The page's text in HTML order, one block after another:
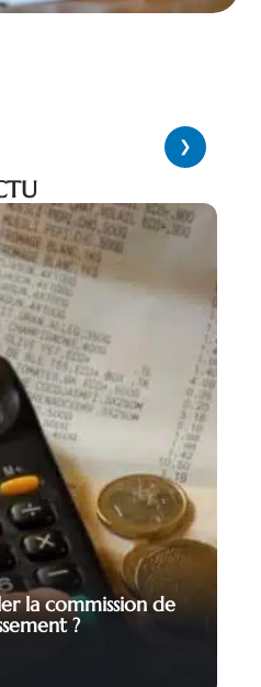
la commission de
?